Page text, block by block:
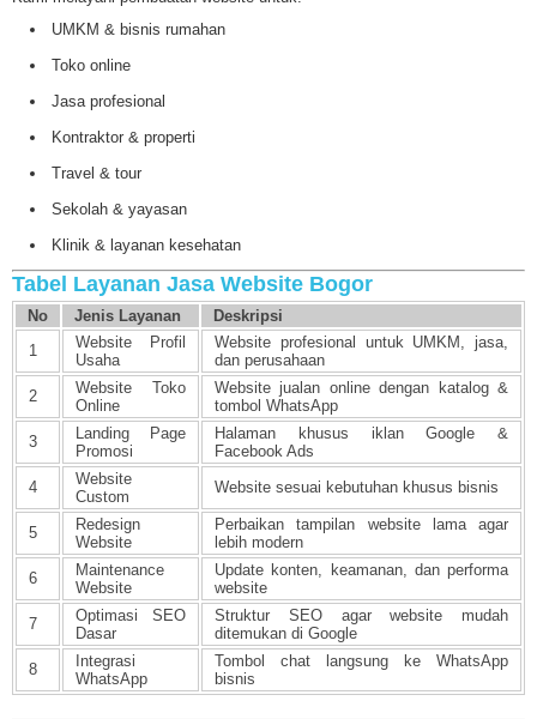
UMKM & bisnis rumahan
Toko online
Jasa profesional
Kontraktor & properti
Travel & tour
Sekolah & yayasan
Klinik & layanan kesehatan
Tabel Layanan Jasa Website Bogor
No Jenis Layanan
Deskripsi
1
Website Profil
Usaha
Website profesional untuk UMKM, jasa,
dan perusahaan
2
Website Toko
Online
Website jualan online dengan katalog &
tombol WhatsApp
3
Landing Page
Promosi
Halaman khusus iklan Google &
Facebook Ads
4
Website
Custom
Website sesuai kebutuhan khusus bisnis
5
Redesign
Website
Perbaikan tampilan website lama agar
lebih modern
6
Maintenance
Website
Update konten, keamanan, dan performa
website
7
Optimasi SEO
Dasar
Struktur SEO agar website mudah
ditemukan di Google
8
Integrasi
WhatsApp
Tombol chat langsung ke WhatsApp
bisnis